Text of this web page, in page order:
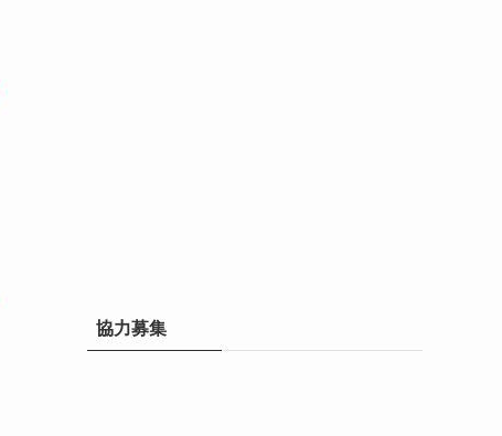
協力募集